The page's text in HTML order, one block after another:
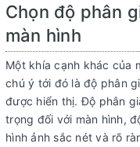
Chọn độ phân
màn hình
Một khía cạnh khác của
chú ý tới đó là độ phân
được hiển thị. Độ phân
trọng đối với màn hình,
hình ảnh sắc nét và rõ